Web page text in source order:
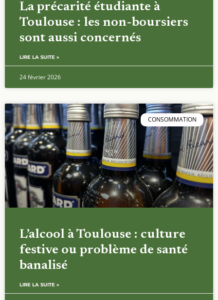
La précarité étudiante à
Toulouse : les non-boursiers
sont aussi concernés
LIRE LA SUITE »
24 février 2026
CONSOMMATION
L’alcool à Toulouse : culture
festive ou problème de santé
banalisé
LIRE LA SUITE »